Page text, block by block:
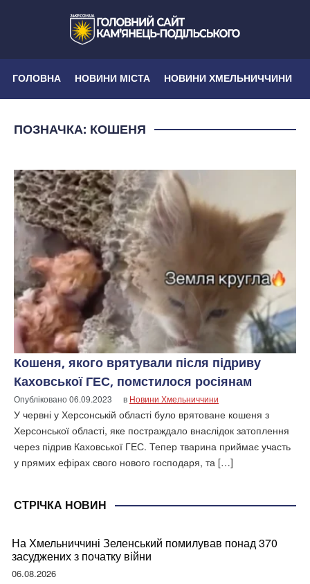
ГОЛОВНА НОВИНИ МІСТА НОВИНИ ХМЕЛЬНИЧЧИНИ
ПОЗНАЧКА: КОШЕНЯ
Кошеня, якого врятували після підриву
Каховської ГЕС, помстилося росіянам
Опубліковано06.09.2023 в Новини Хмельниччини
У червні у Херсонській області було врятоване кошеня з
Херсонської області, яке постраждало внаслідок затоплення
через підрив Каховської ГЕС. Тепер тварина приймає участь
у прямих ефірах свого нового господаря, та […]
СТРІЧКА НОВИН
На Хмельниччині Зеленський помилував понад 370
засуджених з початку війни
06.08.2026